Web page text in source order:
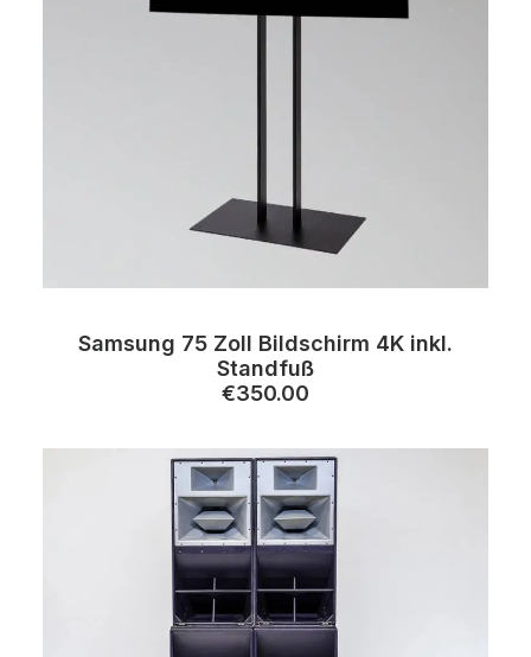
Samsung 75 Zoll Bildschirm 4K inkl.
Standfuß
€350.00